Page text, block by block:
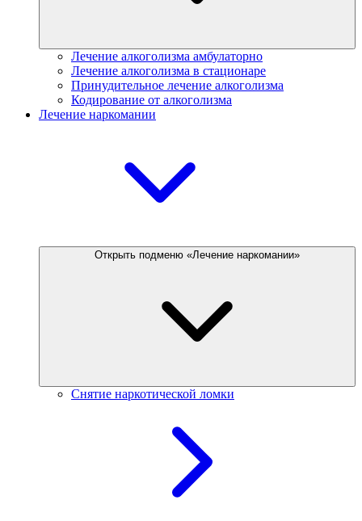
Лечение алкоголизма амбулаторно
Лечение алкоголизма в стационаре
Принудительное лечение алкоголизма
Кодирование от алкоголизма
Лечение наркомании
Открыть подменю «Лечение наркомании»
Снятие наркотической ломки